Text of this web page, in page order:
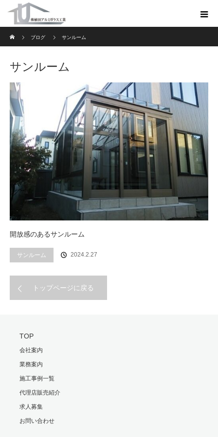
ブログ
サンルーム
サンルーム
開放感のあるサンルーム
サンルーム 2024.2.27
トップページに戻る
TOP
会社案内
業務案内
施工事例一覧
代理店販売紹介
求人募集
お問い合わせ